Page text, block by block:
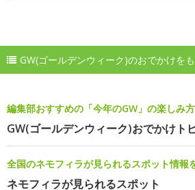
GW(ゴールデンウィーク)のおでかけを
編集部おすすめの「今年のGW」の楽しみ
GW(ゴールデンウィーク)おでかけト
全国のネモフィラが見られるスポット情報
ネモフィラが見られるスポット